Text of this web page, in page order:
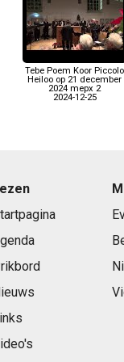
Tebe Poem Koor Piccolo
Heiloo op 21 december
2024 mepx 2
2024-12-25